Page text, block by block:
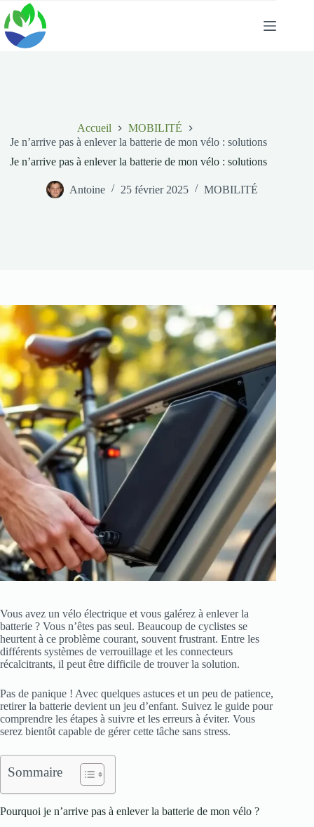
Passer
au
contenu
Accueil
MOBILITÉ
Je n’arrive pas à enlever la batterie de mon vélo : solutions
Je n’arrive pas à enlever la batterie de mon vélo : solutions
Antoine 25 février 2025 MOBILITÉ
Vous avez un vélo électrique et vous galérez à enlever la
batterie ? Vous n’êtes pas seul. Beaucoup de cyclistes se
heurtent à ce problème courant, souvent frustrant. Entre les
différents systèmes de verrouillage et les connecteurs
récalcitrants, il peut être difficile de trouver la solution.
Pas de panique ! Avec quelques astuces et un peu de patience,
retirer la batterie devient un jeu d’enfant. Suivez le guide pour
comprendre les étapes à suivre et les erreurs à éviter. Vous
serez bientôt capable de gérer cette tâche sans stress.
Sommaire
Pourquoi je n’arrive pas à enlever la batterie de mon vélo ?